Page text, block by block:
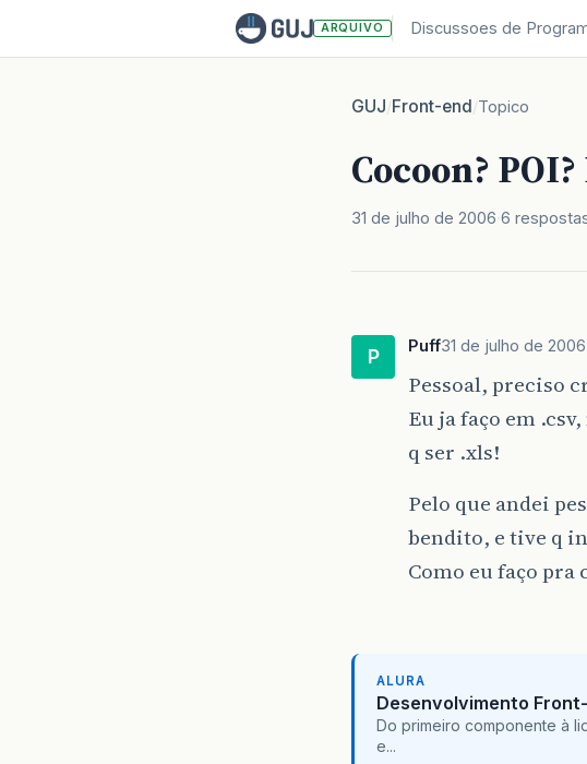
ARQUIVO Discussoes de
GUJ/Front-end/Topico
Cocoon?
31 de julho de 2006 6
P Puff31 de julho de 2006
Pessoal, preciso
Eu ja faço em
q ser .xls!
Pelo que andei
bendito, e tive q
Como eu faço
ALURA
Desenvolvimento
Do primeiro componente à
e...